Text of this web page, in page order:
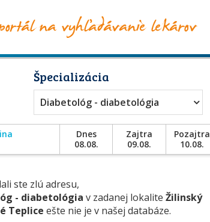
Špecializácia
Diabetológ - diabetológia
Dnes
08.08.
Zajtra
09.08.
Pozajtra
10.08.
ste zlú adresu,
- diabetológia v zadanej lokalite Žilinský
Teplice ešte nie je v našej databáze.